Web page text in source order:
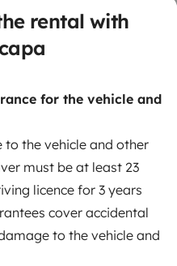
rental with
for the vehicle and
the vehicle and other
must be at least 23
licence for 3 years
cover accidental
to the vehicle and
time